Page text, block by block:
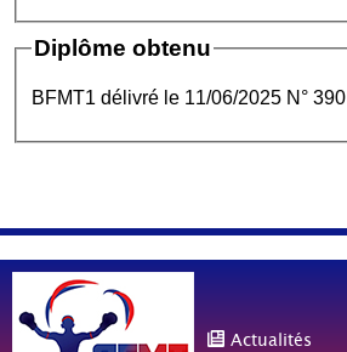
Diplôme obtenu
BFMT1 délivré le 11/06/2025 N° 390
Actualités